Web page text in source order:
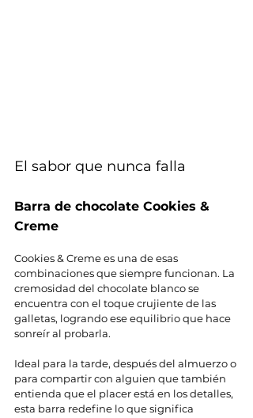
El sabor que nunca falla
Barra de chocolate Cookies &
Creme
Cookies & Creme es una de esas
combinaciones que siempre funcionan. La
cremosidad del chocolate blanco se
encuentra con el toque crujiente de las
galletas, logrando ese equilibrio que hace
sonreír al probarla.
Ideal para la tarde, después del almuerzo o
para compartir con alguien que también
entienda que el placer está en los detalles,
esta barra redefine lo que significa